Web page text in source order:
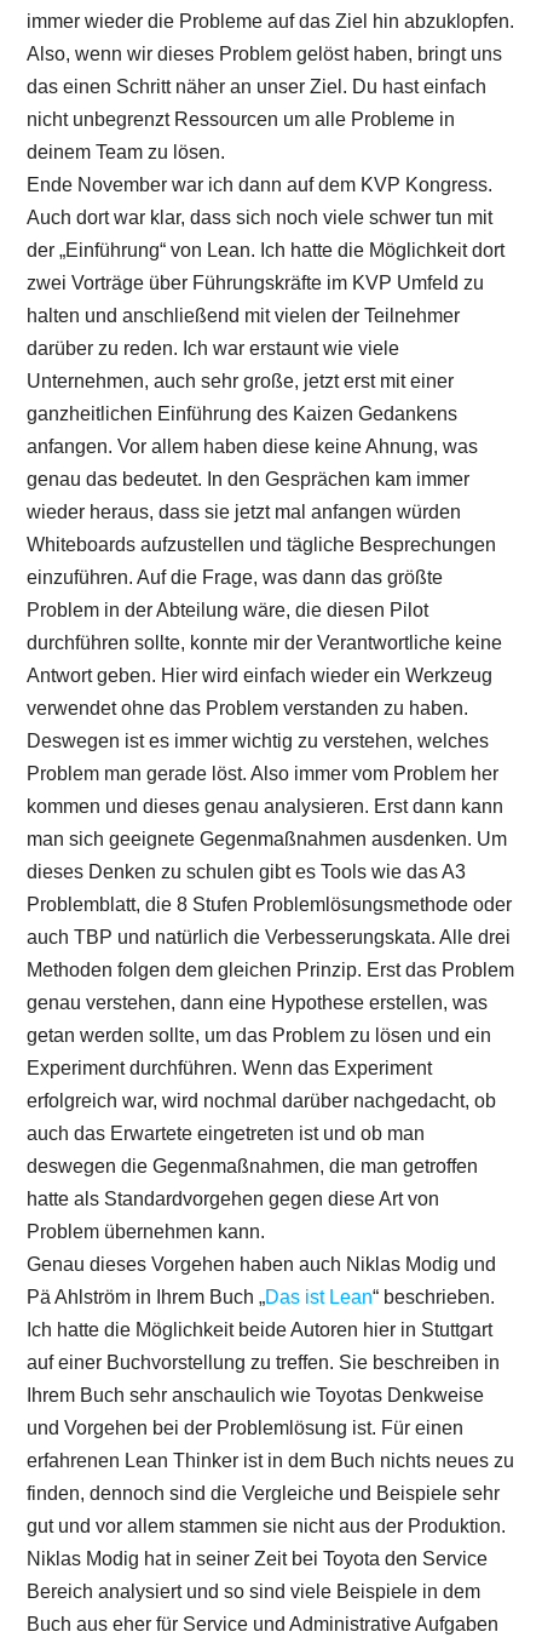
immer wieder die Probleme auf das Ziel hin abzuklopfen.
Also, wenn wir dieses Problem gelöst haben, bringt uns
das einen Schritt näher an unser Ziel. Du hast einfach
nicht unbegrenzt Ressourcen um alle Probleme in
deinem Team zu lösen.
Ende November war ich dann auf dem KVP Kongress.
Auch dort war klar, dass sich noch viele schwer tun mit
der „Einführung“ von Lean. Ich hatte die Möglichkeit dort
zwei Vorträge über Führungskräfte im KVP Umfeld zu
halten und anschließend mit vielen der Teilnehmer
darüber zu reden. Ich war erstaunt wie viele
Unternehmen, auch sehr große, jetzt erst mit einer
ganzheitlichen Einführung des Kaizen Gedankens
anfangen. Vor allem haben diese keine Ahnung, was
genau das bedeutet. In den Gesprächen kam immer
wieder heraus, dass sie jetzt mal anfangen würden
Whiteboards aufzustellen und tägliche Besprechungen
einzuführen. Auf die Frage, was dann das größte
Problem in der Abteilung wäre, die diesen Pilot
durchführen sollte, konnte mir der Verantwortliche keine
Antwort geben. Hier wird einfach wieder ein Werkzeug
verwendet ohne das Problem verstanden zu haben.
Deswegen ist es immer wichtig zu verstehen, welches
Problem man gerade löst. Also immer vom Problem her
kommen und dieses genau analysieren. Erst dann kann
man sich geeignete Gegenmaßnahmen ausdenken. Um
dieses Denken zu schulen gibt es Tools wie das A3
Problemblatt, die 8 Stufen Problemlösungsmethode oder
auch TBP und natürlich die Verbesserungskata. Alle drei
Methoden folgen dem gleichen Prinzip. Erst das Problem
genau verstehen, dann eine Hypothese erstellen, was
getan werden sollte, um das Problem zu lösen und ein
Experiment durchführen. Wenn das Experiment
erfolgreich war, wird nochmal darüber nachgedacht, ob
auch das Erwartete eingetreten ist und ob man
deswegen die Gegenmaßnahmen, die man getroffen
hatte als Standardvorgehen gegen diese Art von
Problem übernehmen kann.
Genau dieses Vorgehen haben auch Niklas Modig und
Pä Ahlström in Ihrem Buch „Das ist Lean“ beschrieben.
Ich hatte die Möglichkeit beide Autoren hier in Stuttgart
auf einer Buchvorstellung zu treffen. Sie beschreiben in
Ihrem Buch sehr anschaulich wie Toyotas Denkweise
und Vorgehen bei der Problemlösung ist. Für einen
erfahrenen Lean Thinker ist in dem Buch nichts neues zu
finden, dennoch sind die Vergleiche und Beispiele sehr
gut und vor allem stammen sie nicht aus der Produktion.
Niklas Modig hat in seiner Zeit bei Toyota den Service
Bereich analysiert und so sind viele Beispiele in dem
Buch aus eher für Service und Administrative Aufgaben